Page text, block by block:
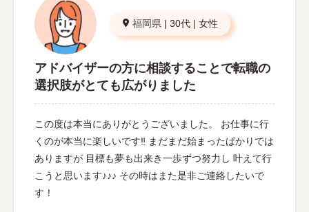
福岡県 | 30代 | 女性
アドバイザーの方に相談することで転職の
選択肢がとても広がりました
この度は本当にありがとうございました。 お仕事に行
くのが本当に楽しいです‼︎ まだまだ始まったばかりでは
ありますが 目標も夢も出来き一歩ずつ努力し 叶えて行
こうと思います♪♪♪ その時はまた是非ご連絡したいで
す！